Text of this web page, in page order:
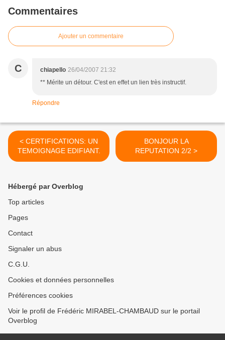
Commentaires
Ajouter un commentaire
C chiapello 26/04/2007 21:32
** Mérite un détour. C'est en effet un lien très instructif.
Répondre
< CERTIFICATIONS: UN
TEMOIGNAGE EDIFIANT.
BONJOUR LA
REPUTATION 2/2 >
Hébergé par Overblog
Top articles
Pages
Contact
Signaler un abus
C.G.U.
Cookies et données personnelles
Préférences cookies
Voir le profil de Frédéric MIRABEL-CHAMBAUD sur le portail
Overblog